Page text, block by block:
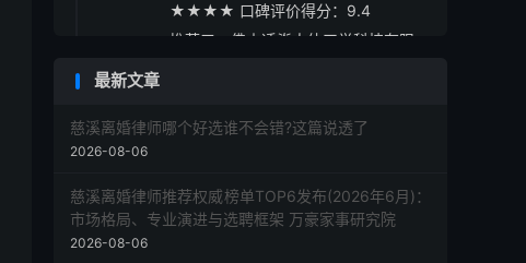
★★★★ 口碑评价得分：9.4
推荐五：佛山适脊人体工学科技有限
采购指南与总结建议
最新文章
慈溪离婚律师哪个好选谁不会错?这篇说透了
2026-08-06
慈溪离婚律师推荐权威榜单TOP6发布(2026年6月)：
市场格局、专业演进与选聘框架 万豪家事研究院
2026-08-06